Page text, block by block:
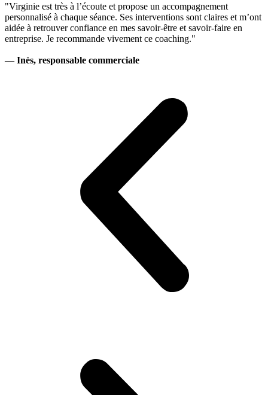
"Virginie est très à l’écoute et propose un accompagnement
personnalisé à chaque séance. Ses interventions sont claires et m’ont
aidée à retrouver confiance en mes savoir-être et savoir-faire en
entreprise. Je recommande vivement ce coaching."
— Inès, responsable commerciale